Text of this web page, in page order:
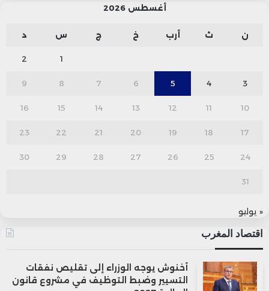
أغسطس 2026
ن ث أرب خ ج س د
1
2
3
4
5
6
7
8
9
10
11
12
13
14
15
16
17
18
19
20
21
22
23
24
25
26
27
28
29
30
31
« يوليو
اقتصاد المغرب
أخنوش يوجه الوزراء إلى تقليص نفقات
التسيير وضبط التوظيف في مشروع قانون